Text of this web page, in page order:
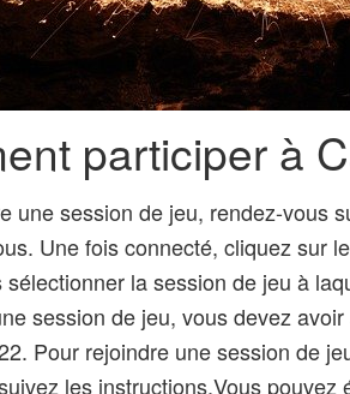
participer à
une session de jeu, rendez-vous
Une fois connecté, cliquez sur
sélectionner la session de jeu à
session de jeu, vous devez
Pour rejoindre une session de
les instructions.Vous